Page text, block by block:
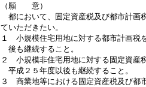
（願 意）
都において、固定資産税及び都市計画
ていただきたい。
１ 小規模住宅用地に対する都市計画税
後も継続すること。
２ 小規模非住宅用地に対する固定資産
平成２５年度以後も継続すること。
３ 商業地等における固定資産税及び都